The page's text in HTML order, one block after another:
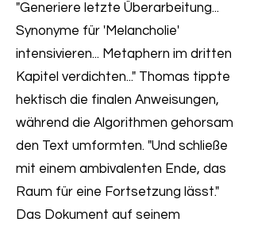
"Generiere letzte Überarbeitung...
Synonyme für 'Melancholie'
intensivieren... Metaphern im dritten
Kapitel verdichten..." Thomas tippte
hektisch die finalen Anweisungen,
während die Algorithmen gehorsam
den Text umformten. "Und schließe
mit einem ambivalenten Ende, das
Raum für eine Fortsetzung lässt."
Das Dokument auf seinem